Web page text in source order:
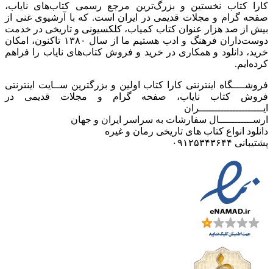
کارا کتاب نخستین و بزرگ‌ترین مرجع رسمی کتاب‌های نایاب،
صفحه گرام و مجلات قدیمی در ایران است. که با آرشیوی غنی از
بیش از صد هزار عنوان کتاب کمیاب، کلکسیونی و تاریخی در خدمت
دوست‌داران فرهنگ و ادب هستیم ما از سال ۱۳۸۰ تاکنون، امکان
خرید، دانلود و همکاری در خرید و فروش کتاب‌های نایاب را فراهم
کرده‌ایم.
فروشــــگاه اینترنتی کارا کتاب اولین و بزرگترین ســایت اینترنتی
فروش کتاب نایاب، صفحه گرام و مجلات قدیمی در
ایـــــــــــــــــــــران
ارســـــــــــال سفارشات به سراسر ایران و جهان
دانلود انواع کتاب های تاریخی رمان و غیره
پشتیبانی ۰۹۱۲۵۳۴۳۶۴۴